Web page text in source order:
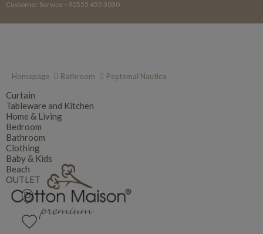
Customer Service +90555 455 3030
Curtain
Tableware and Kitchen
Home & Living
Bedroom
Bathroom
Clothing
Baby & Kids
Beach
OUTLET
Homepage Bathroom Peştemal Nautica